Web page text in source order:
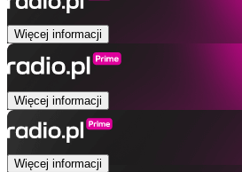
Więcej informacji
Więcej informacji
Więcej informacji